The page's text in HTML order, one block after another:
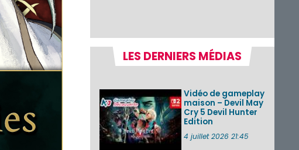
des séquences de
game...
Pokémon GO : les
Un Fire Emblem :
Fortune’s Weave
Direct d’environ 20
LES DERNIERS MÉDIAS
Vidéo de gameplay
maison – Devil May
Cry 5 Devil Hunter
Edition
4 juillet 2026 21:45